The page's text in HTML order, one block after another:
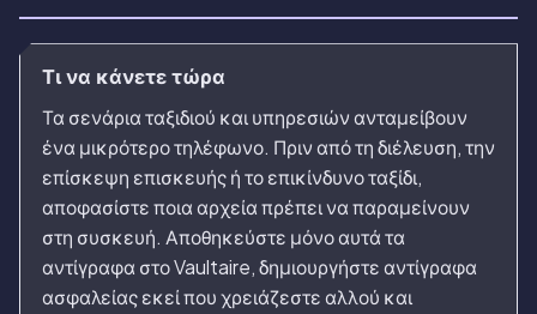
Τι να κάνετε τώρα
Τα σενάρια ταξιδιού και υπηρεσιών ανταμείβουν
ένα μικρότερο τηλέφωνο. Πριν από τη διέλευση, την
επίσκεψη επισκευής ή το επικίνδυνο ταξίδι,
αποφασίστε ποια αρχεία πρέπει να παραμείνουν
στη συσκευή. Αποθηκεύστε μόνο αυτά τα
αντίγραφα στο Vaultaire, δημιουργήστε αντίγραφα
ασφαλείας εκεί που χρειάζεστε αλλού και